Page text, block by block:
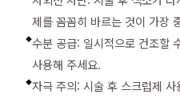
제를 꼼꼼히 바르는 것이 가장
◆수분 공급: 일시적으로 건조할
사용해 주세요.
◆자극 주의: 시술 후 스크럽제